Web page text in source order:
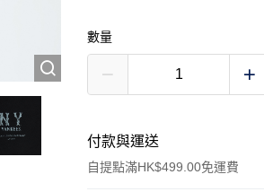
數量
付款與運送
自提點滿HK$499.00免運費